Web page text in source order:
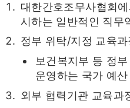
대한간호조무사협회
시하는 일반적인 직무
정부 위탁/지정 교육과
보건복지부 등 정
운영하는 국가 예
외부 협력기관 교육과